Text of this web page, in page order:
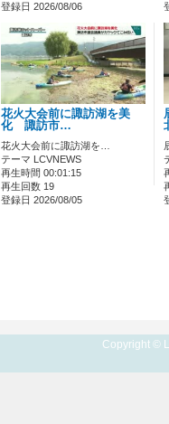
登録日 2026/08/06
花火大会前に諏訪湖を美
化 諏訪市…
花火大会前に諏訪湖を…
テーマ LCVNEWS
再生時間 00:01:15
再生回数 19
登録日 2026/08/05
Copyright ©